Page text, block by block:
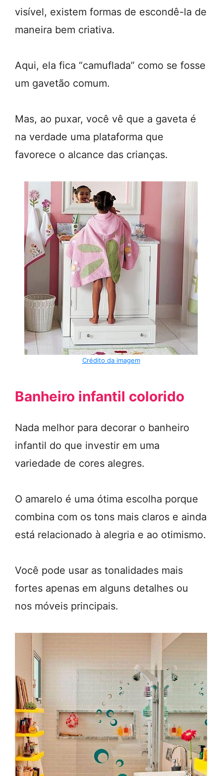
visível, existem formas de escondê-la de
maneira bem criativa.
Aqui, ela fica “camuflada” como se fosse
um gavetão comum.
Mas, ao puxar, você vê que a gaveta é
na verdade uma plataforma que
favorece o alcance das crianças.
Crédito da imagem
Banheiro infantil colorido
Nada melhor para decorar o banheiro
infantil do que investir em uma
variedade de cores alegres.
O amarelo é uma ótima escolha porque
combina com os tons mais claros e ainda
está relacionado à alegria e ao otimismo.
Você pode usar as tonalidades mais
fortes apenas em alguns detalhes ou
nos móveis principais.